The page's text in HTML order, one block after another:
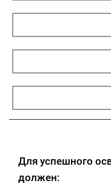
Для успешного
должен: